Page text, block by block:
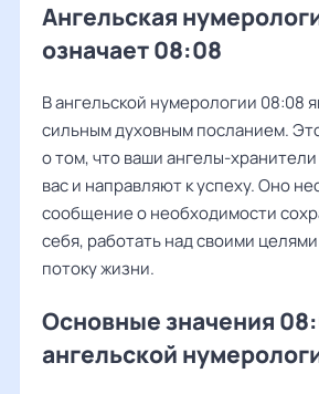
Ангельская
означает 08:08
В ангельской нумерологии 08:08
сильным духовным посланием.
о том, что ваши ангелы-
вас и направляют к успеху. Оно
сообщение о необходимости
себя, работать над своими
потоку жизни.
Основные значения
ангельской